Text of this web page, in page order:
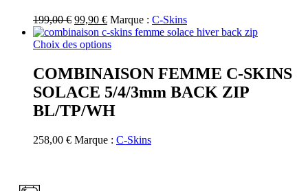
options
peuvent
être
choisies
sur
la
page
du
produit
199,00€ Le
prix
initial
199,00 €.
99,90 €Le
prix
actuel
99,90 €.
Marque : C-Skins
Choix des optionsCe
a
plusieurs
variations.
Les
options
être
COMBINAISON FEMME C-SKINS
SOLACE 5/4/3mm BACK ZIP
BL/TP/WH
258,00 € Marque : C-Skins